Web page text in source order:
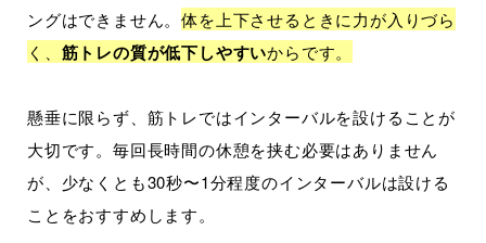
ングはできません。体を上下させるときに力が入りづら
く、 筋トレの質が低下しやすいからです。
懸垂に限らず、筋トレではインターバルを設けることが
大切です。毎回長時間の休憩を挟む必要はありません
が、少なくとも30秒〜1分程度のインターバルは設ける
ことをおすすめします。